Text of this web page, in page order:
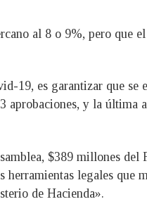
al 8 o 9%, pero que
es garantizar que se
y la última
$389 millones del
legales que
de Hacienda».